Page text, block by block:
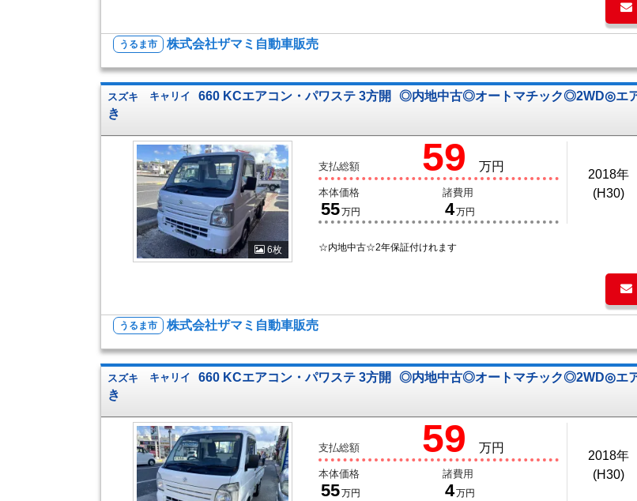
うるま市 株式会社ザマミ自動車販売
スズキ キャリイ 660 KCエアコン・パワステ 3方開
◎内地中古◎オートマチック◎2WD◎エ
き
6枚
支払総額 59 万円
本体価格
55万円
諸費用
4万円
2018年
(H30)
☆内地中古☆2年保証付けれます
うるま市 株式会社ザマミ自動車販売
スズキ キャリイ 660 KCエアコン・パワステ 3方開
◎内地中古◎オートマチック◎2WD◎エ
き
支払総額 59 万円
本体価格
55万円
諸費用
4万円
2018年
(H30)